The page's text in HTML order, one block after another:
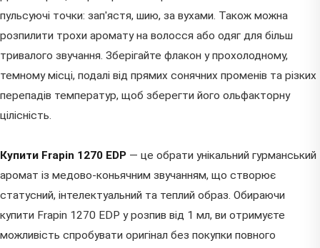
пульсуючі точки: зап'ястя, шию, за вухами. Також можна
розпилити трохи аромату на волосся або одяг для більш
тривалого звучання. Зберігайте флакон у прохолодному,
темному місці, подалі від прямих сонячних променів та різких
перепадів температур, щоб зберегти його ольфакторну
цілісність.
Купити Frapin 1270 EDP — це обрати унікальний гурманський
аромат із медово-коньячним звучанням, що створює
статусний, інтелектуальний та теплий образ. Обираючи
купити Frapin 1270 EDP у розпив від 1 мл, ви отримуєте
можливість спробувати оригінал без покупки повного